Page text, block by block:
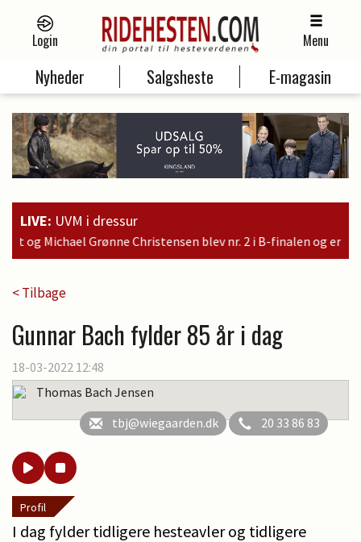
Login Menu
Nyheder Salgsheste E-magasin
LIVE: UVM i dressur
blev nr. 2 i B-finalen og er dermed kvalificeret til
< Tilbage
Gunnar Bach fylder 85 år i dag
18-03-2022 12:48
Thomas Bach Jensen
tbj@wiegaarden.dk
20 33 86 83
Profil
I dag fylder tidligere hesteavler og tidligere